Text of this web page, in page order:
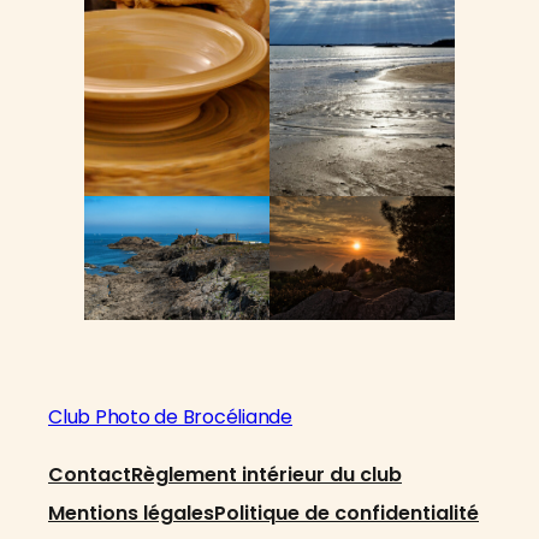
Club Photo de Brocéliande
ContactRèglement intérieur du club
Mentions légalesPolitique de confidentialité